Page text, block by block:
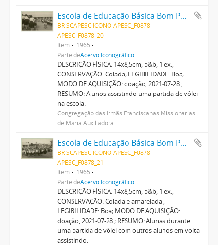
Escola de Educação Básica Bom Pastor
BR SCAPESC ICONO-APESC_F0878-
APESC_F0878_20
Item
1965
Parte deAcervo Iconográfico
DESCRIÇÃO FÍSICA: 14x8,5cm, p&b, 1 ex.;
CONSERVAÇÃO: Colada; LEGIBILIDADE: Boa;
MODO DE AQUISIÇÃO: doação, 2021-07-28.;
RESUMO: Alunos assistindo uma partida de vôlei
na escola.
Congregação das Irmãs Franciscanas Missionárias
de Maria Auxiliadora
Escola de Educação Básica Bom Pastor
BR SCAPESC ICONO-APESC_F0878-
APESC_F0878_21
Item
1965
Parte deAcervo Iconográfico
DESCRIÇÃO FÍSICA: 14x8,5cm, p&b, 1 ex.;
CONSERVAÇÃO: Colada e amarelada ;
LEGIBILIDADE: Boa; MODO DE AQUISIÇÃO:
doação, 2021-07-28.; RESUMO: Alunas durante
uma partida de vôlei com outros alunos em volta
assistindo.